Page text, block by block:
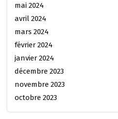
mai 2024
avril 2024
mars 2024
février 2024
janvier 2024
décembre 2023
novembre 2023
octobre 2023